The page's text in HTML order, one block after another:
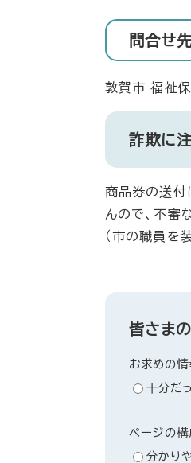
問合せ
敦賀市 福祉
詐欺に
商品券の送付
んので、不審
（市の職員を
皆さま
お求めの
十分だ
ページの構
分かり